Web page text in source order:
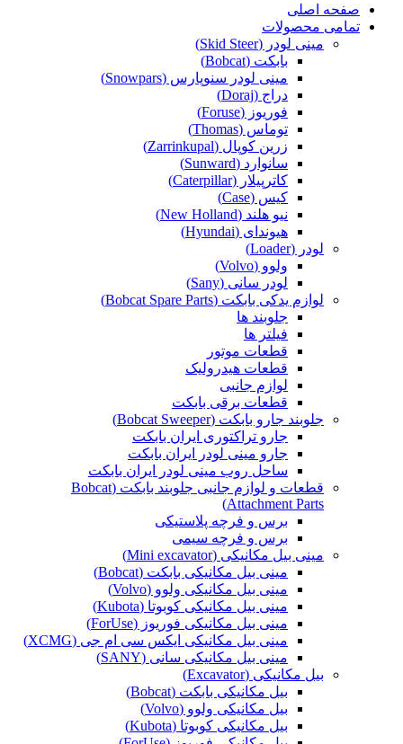
صفحه اصلی
تمامی محصولات
مینی لودر (Skid Steer)
بابکت (Bobcat)
مینی لودر سنوپارس (Snowpars)
دراج (Doraj)
فوریوز (Foruse)
توماس (Thomas)
زرین کوپال (Zarrinkupal)
سانوارد (Sunward)
کاترپیلار (Caterpillar)
کیس (Case)
نیو هلند (New Holland)
هیوندای (Hyundai)
لودر (Loader)
ولوو (Volvo)
لودر سانی (Sany)
لوازم یدکی بابکت (Bobcat Spare Parts)
جلوبند ها
فیلتر ها
قطعات موتور
قطعات هیدرولیک
لوازم جانبی
قطعات برقی بابکت
جلوبند جارو بابکت (Bobcat Sweeper)
جارو تراکتوری ایران بابکت
جارو مینی لودر ایران بابکت
ساحل روب مینی لودر ایران بابکت
قطعات و لوازم جانبی جلوبند بابکت (Bobcat
Attachment Parts)
برس و فرچه پلاستیکی
برس و فرچه سیمی
مینی بیل مکانیکی (Mini excavator)
مینی بیل مکانیکی بابکت (Bobcat)
مینی بیل مکانیکی ولوو (Volvo)
مینی بیل مکانیکی کوبوتا (Kubota)
مینی بیل مکانیکی فوریوز (ForUse)
مینی بیل مکانیکی ایکس سی ام جی (XCMG)
مینی بیل مکانیکی سانی (SANY)
بیل مکانیکی (Excavator)
بیل مکانیکی بابکت (Bobcat)
بیل مکانیکی ولوو (Volvo)
بیل مکانیکی کوبوتا (Kubota)